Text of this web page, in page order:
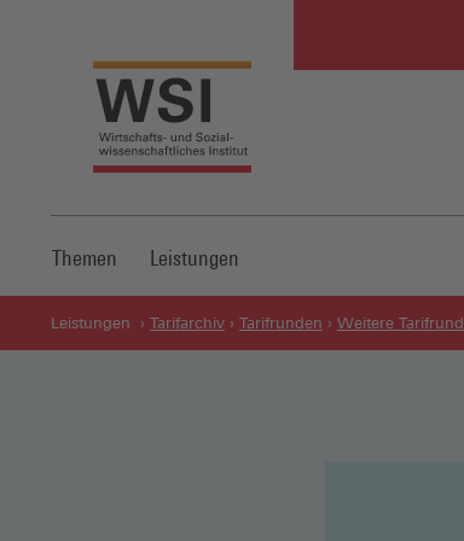
Themen Leistungen
Leistungen Tarifarchiv Tarifrunden Weitere